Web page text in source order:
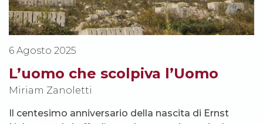
6 Agosto 2025
L’uomo che scolpiva l’Uomo
Miriam Zanoletti
Il centesimo anniversario della nascita di Ernst